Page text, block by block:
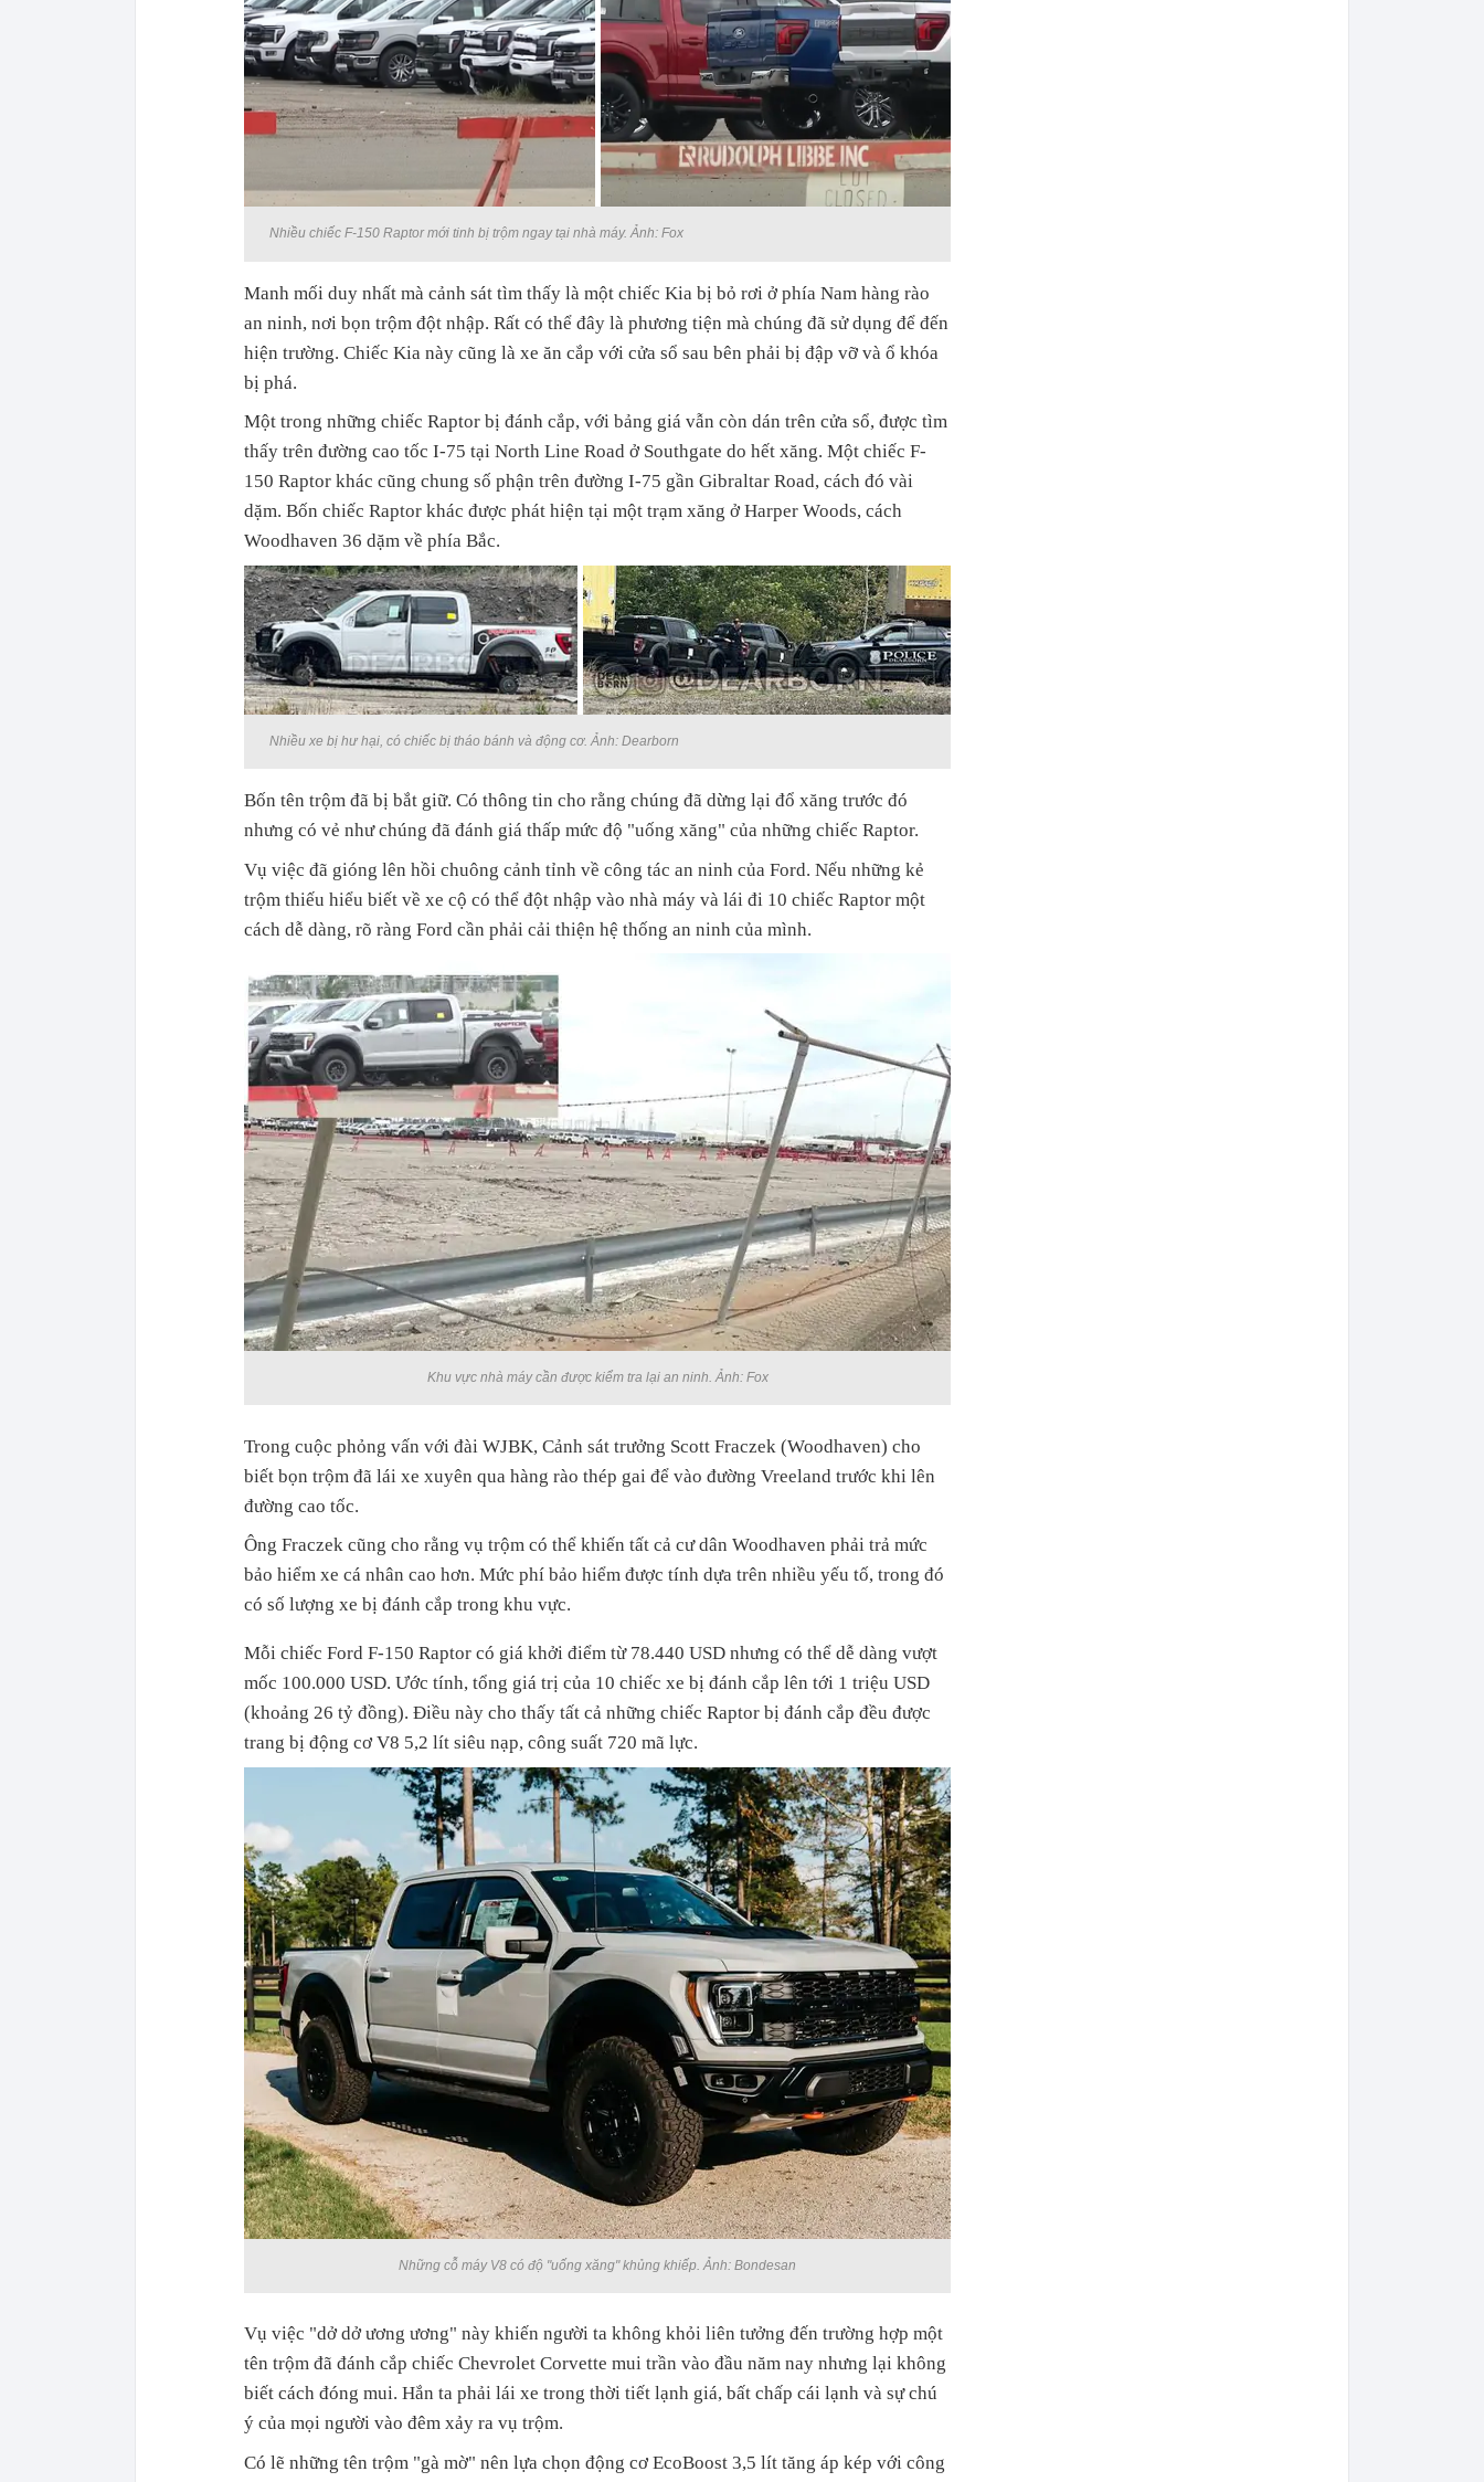
Nhiều chiếc F-150 Raptor mới tinh bị trộm ngay tại nhà máy. Ảnh: Fox
Manh mối duy nhất mà cảnh sát tìm thấy là một chiếc Kia bị bỏ rơi ở phía Nam hàng rào
an ninh, nơi bọn trộm đột nhập. Rất có thể đây là phương tiện mà chúng đã sử dụng để đến
hiện trường. Chiếc Kia này cũng là xe ăn cắp với cửa sổ sau bên phải bị đập vỡ và ổ khóa
bị phá.
Một trong những chiếc Raptor bị đánh cắp, với bảng giá vẫn còn dán trên cửa sổ, được tìm
thấy trên đường cao tốc I-75 tại North Line Road ở Southgate do hết xăng. Một chiếc F-
150 Raptor khác cũng chung số phận trên đường I-75 gần Gibraltar Road, cách đó vài
dặm. Bốn chiếc Raptor khác được phát hiện tại một trạm xăng ở Harper Woods, cách
Woodhaven 36 dặm về phía Bắc.
Nhiều xe bị hư hại, có chiếc bị tháo bánh và động cơ. Ảnh: Dearborn
Bốn tên trộm đã bị bắt giữ. Có thông tin cho rằng chúng đã dừng lại đổ xăng trước đó
nhưng có vẻ như chúng đã đánh giá thấp mức độ "uống xăng" của những chiếc Raptor.
Vụ việc đã gióng lên hồi chuông cảnh tỉnh về công tác an ninh của Ford. Nếu những kẻ
trộm thiếu hiểu biết về xe cộ có thể đột nhập vào nhà máy và lái đi 10 chiếc Raptor một
cách dễ dàng, rõ ràng Ford cần phải cải thiện hệ thống an ninh của mình.
Khu vực nhà máy cần được kiểm tra lại an ninh. Ảnh: Fox
Trong cuộc phỏng vấn với đài WJBK, Cảnh sát trưởng Scott Fraczek (Woodhaven) cho
biết bọn trộm đã lái xe xuyên qua hàng rào thép gai để vào đường Vreeland trước khi lên
đường cao tốc.
Ông Fraczek cũng cho rằng vụ trộm có thể khiến tất cả cư dân Woodhaven phải trả mức
bảo hiểm xe cá nhân cao hơn. Mức phí bảo hiểm được tính dựa trên nhiều yếu tố, trong đó
có số lượng xe bị đánh cắp trong khu vực.
Mỗi chiếc Ford F-150 Raptor có giá khởi điểm từ 78.440 USD nhưng có thể dễ dàng vượt
mốc 100.000 USD. Ước tính, tổng giá trị của 10 chiếc xe bị đánh cắp lên tới 1 triệu USD
(khoảng 26 tỷ đồng). Điều này cho thấy tất cả những chiếc Raptor bị đánh cắp đều được
trang bị động cơ V8 5,2 lít siêu nạp, công suất 720 mã lực.
Những cỗ máy V8 có độ "uống xăng" khủng khiếp. Ảnh: Bondesan
Vụ việc "dở dở ương ương" này khiến người ta không khỏi liên tưởng đến trường hợp một
tên trộm đã đánh cắp chiếc Chevrolet Corvette mui trần vào đầu năm nay nhưng lại không
biết cách đóng mui. Hắn ta phải lái xe trong thời tiết lạnh giá, bất chấp cái lạnh và sự chú
ý của mọi người vào đêm xảy ra vụ trộm.
Có lẽ những tên trộm "gà mờ" nên lựa chọn động cơ EcoBoost 3,5 lít tăng áp kép với công